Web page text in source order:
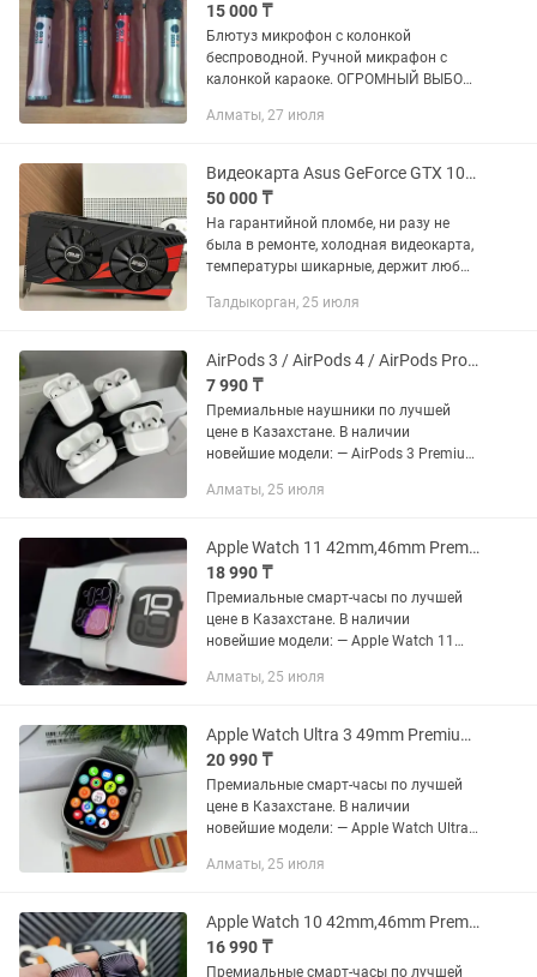
15 000 ₸
Блютуз микрофон с колонкой
беспроводной. Ручной микрафон с
калонкой караоке. ОГРОМНЫЙ ВЫБОР
РАССРОЧКА Kaspi Red! Отличное
Пролистайте...
Алматы, 27 июля
Видеокарта Asus GeForce GTX 1050 Ti 4GB Expedition
50 000 ₸
На гарантийной пломбе, ни разу не
была в ремонте, холодная видеокарта,
температуры шикарные, держит любые
Подключение 6-pin не требуется,
Талдыкорган, 25 июля
AirPods 3 / AirPods 4 / AirPods Pro 2 Premium 1в1 - Эйрподс Apple Эпл
7 990 ₸
Премиальные наушники по лучшей
цене в Казахстане. В наличии
новейшие модели: — AirPods 3 Premium
тг — AirPods Pro 2 Premium — 9 990 тг
Алматы, 25 июля
Apple Watch 11 42mm,46mm Premium 1в1 - Новинка / Экран AMOLED / Эпл Вотч 11
18 990 ₸
Премиальные смарт-часы по лучшей
цене в Казахстане. В наличии
новейшие модели: — Apple Watch 11
(46mm) — 19 990 тг Цвета: Чёрный /
Алматы, 25 июля
Apple Watch Ultra 3 49mm Premium 1в1 - Новинка / Экран AMOLED / Эпл Вотч
20 990 ₸
Премиальные смарт-часы по лучшей
цене в Казахстане. В наличии
новейшие модели: — Apple Watch Ultra
Серебристый Почему выбирают нас: —
Алматы, 25 июля
Apple Watch 10 42mm,46mm Premium 1в1 - Новинка / Экран AMOLED / Эпл Вотч 10
16 990 ₸
Премиальные смарт-часы по лучшей